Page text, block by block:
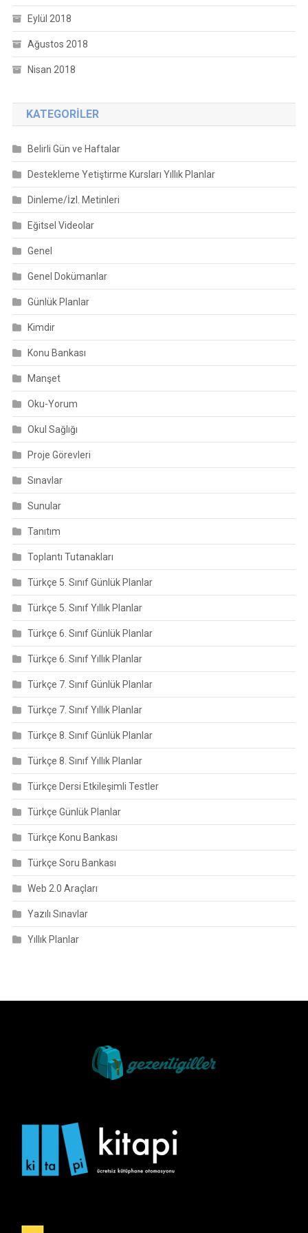
Eylül 2018
Ağustos 2018
Nisan 2018
KATEGORILER
Belirli Gün ve Haftalar
Destekleme Yetiştirme Kursları Yıllık Planlar
Dinleme/İzl. Metinleri
Eğitsel Videolar
Genel
Genel Dokümanlar
Günlük Planlar
Kimdir
Konu Bankası
Manşet
Oku-Yorum
Okul Sağlığı
Proje Görevleri
Sınavlar
Sunular
Tanıtım
Toplantı Tutanakları
Türkçe 5. Sınıf Günlük Planlar
Türkçe 5. Sınıf Yıllık Planlar
Türkçe 6. Sınıf Günlük Planlar
Türkçe 6. Sınıf Yıllık Planlar
Türkçe 7. Sınıf Günlük Planlar
Türkçe 7. Sınıf Yıllık Planlar
Türkçe 8. Sınıf Günlük Planlar
Türkçe 8. Sınıf Yıllık Planlar
Türkçe Dersi Etkileşimli Testler
Türkçe Günlük Planlar
Türkçe Konu Bankası
Türkçe Soru Bankası
Web 2.0 Araçları
Yazılı Sınavlar
Yıllık Planlar